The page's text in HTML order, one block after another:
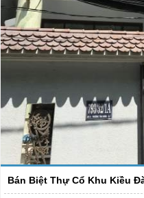
Bán Biệt Thự Cổ Khu Kiều